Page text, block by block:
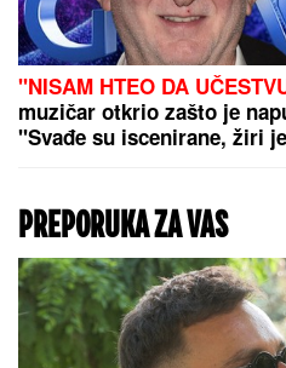
"NISAM HTEO DA
muzičar otkrio zašto je
"Svađe su iscenirane, žiri
PREPORUKA ZA VAS